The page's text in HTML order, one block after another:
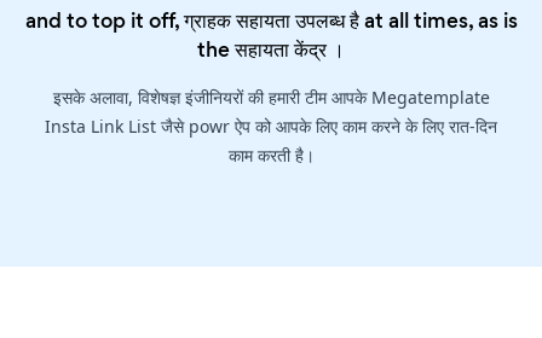
and to top it off, ग्राहक सहायता उपलब्ध है at all times, as is
theसहायता केंद्र।
इसके अलावा, विशेषज्ञ इंजीनियरों की हमारी टीम आपके Megatemplate
Insta Link List जैसे powr ऐप को आपके लिए काम करने के लिए रात-दिन
काम करती है।